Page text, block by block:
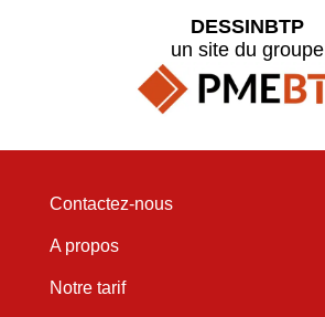
DESSINBTP
un site du groupe
Contactez-nous
A propos
Notre tarif